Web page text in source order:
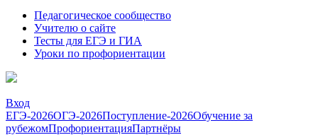
Педагогическое сообщество
Учителю о сайте
Тесты для ЕГЭ и ГИА
Уроки по профориентации
Вход
ЕГЭ-2026ОГЭ-2026Поступление-2026Обучение за
рубежомПрофориентацияПартнёры